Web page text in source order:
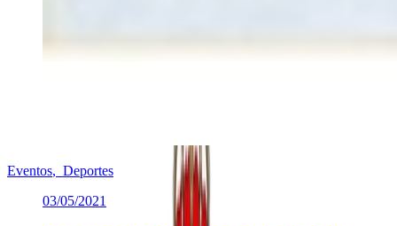
Eventos, Deportes
03/05/2021